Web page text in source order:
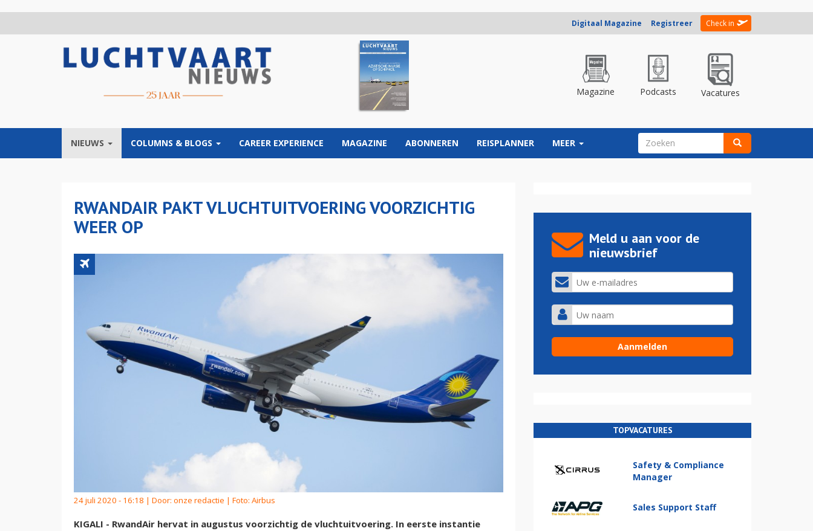
Digitaal Magazine Registreer Check in
Magazine Podcasts Vacatures
NIEUWS COLUMNS & BLOGS CAREER EXPERIENCE MAGAZINE ABONNEREN REISPLANNER MEER ZOEKVELD
RWANDAIR PAKT VLUCHTUITVOERING VOORZICHTIG
WEER OP
24 juli 2020 - 16:18 | Door: onze redactie | Foto: Airbus
KIGALI - RwandAir hervat in augustus voorzichtig de vluchtuitvoering. In eerste instantie
Meld u aan voor de
nieuwsbrief
TOPVACATURES
Safety & Compliance
Manager
Sales Support Staff